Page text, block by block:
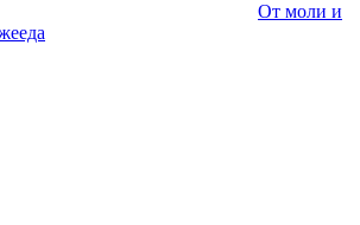
От моли и